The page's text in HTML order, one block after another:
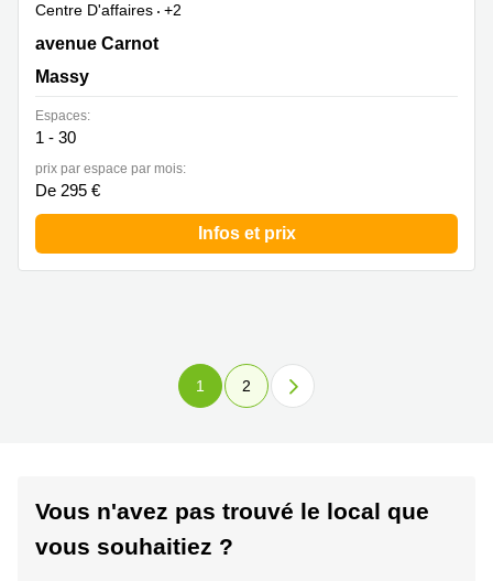
Centre D'affaires
+2
5 avenue Carnot, Massy
avenue Carnot
Massy
Espaces:
1 - 30
prix par espace par mois:
De 295 €
Infos et prix
1 2
Vous n'avez pas trouvé le local que
vous souhaitiez ?